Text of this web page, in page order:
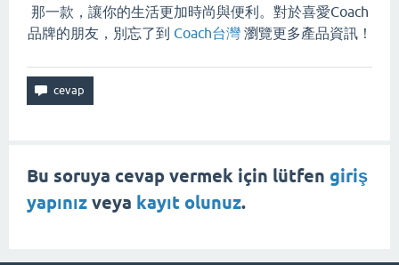
那一款，讓你的生活更加時尚與便利。對於喜愛Coach
品牌的朋友，別忘了到 Coach台灣瀏覽更多產品資訊！
Bu soruya cevap vermek için lütfen giriş
yapınız veya kayıt olunuz.